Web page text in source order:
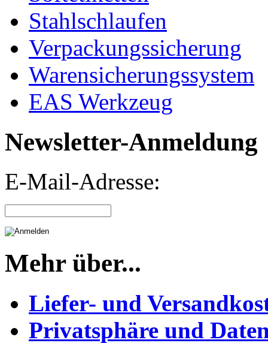
Stahlschlaufen
Verpackungssicherung
Warensicherungssystem
EAS Werkzeug
Newsletter-Anmeldung
E-Mail-Adresse:
Mehr über...
Liefer- und
Privatsphäre und